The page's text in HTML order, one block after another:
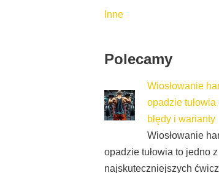
Inne
Polecamy
Wiosłowanie
opadzie tułowia
błędy i warianty
Wiosłowanie
opadzie tułowia to jedno z
najskuteczniejszych